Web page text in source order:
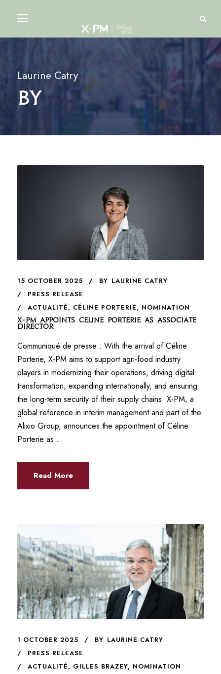
Laurine Catry
By
15 OCTOBER 2025 BY LAURINE CATRY
PRESS RELEASE
ACTUALITÉ, CÉLINE PORTERIE, NOMINATION
X-PM appoints Celine Porterie as Associate
Director
Communiqué de presse : With the arrival of Céline
Porterie, X-PM aims to support agri-food industry
players in modernizing their operations, driving digital
transformation, expanding internationally, and ensuring
the long-term security of their supply chains. X-PM, a
global reference in interim management and part of the
Alixio Group, announces the appointment of Céline
Porterie as...
Read More
1 OCTOBER 2025 BY LAURINE CATRY
PRESS RELEASE
ACTUALITÉ, GILLES BRAZEY, NOMINATION